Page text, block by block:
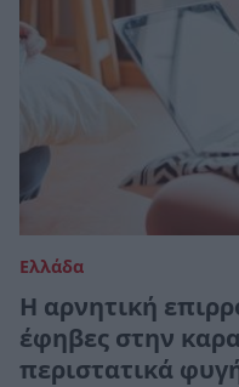
Ελλάδα
Η αρνητική
έφηβες στην
περιστατικά